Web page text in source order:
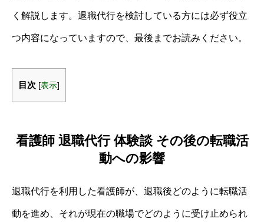
く解説します。退職代行を検討している方には必ず役立
つ内容になっていますので、最後までお読みください。
目次 [表示]
看護師 退職代行 体験談 その後の転職活
動への影響
退職代行を利用した看護師が、退職後どのように転職活
動を進め、それが現在の職場でどのように受け止められ